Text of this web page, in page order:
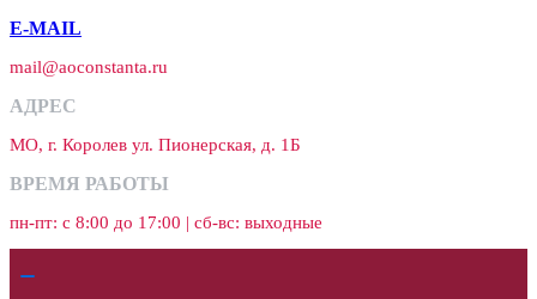
E-MAIL
mail@aoconstanta.ru
АДРЕС
МО, г. Королев ул. Пионерская, д. 1Б
ВРЕМЯ РАБОТЫ
пн-пт: с 8:00 до 17:00 | сб-вс: выходные